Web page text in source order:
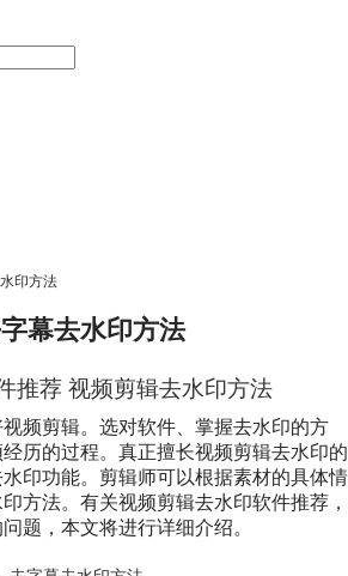
印方法
幕去水印方法
推荐 视频剪辑去水印方法
频剪辑。选对软件、掌握去水印的方
历的过程。真正擅长视频剪辑去水印的
印功能。剪辑师可以根据素材的具体情
方法。有关视频剪辑去水印软件推荐，
题，本文将进行详细介绍。